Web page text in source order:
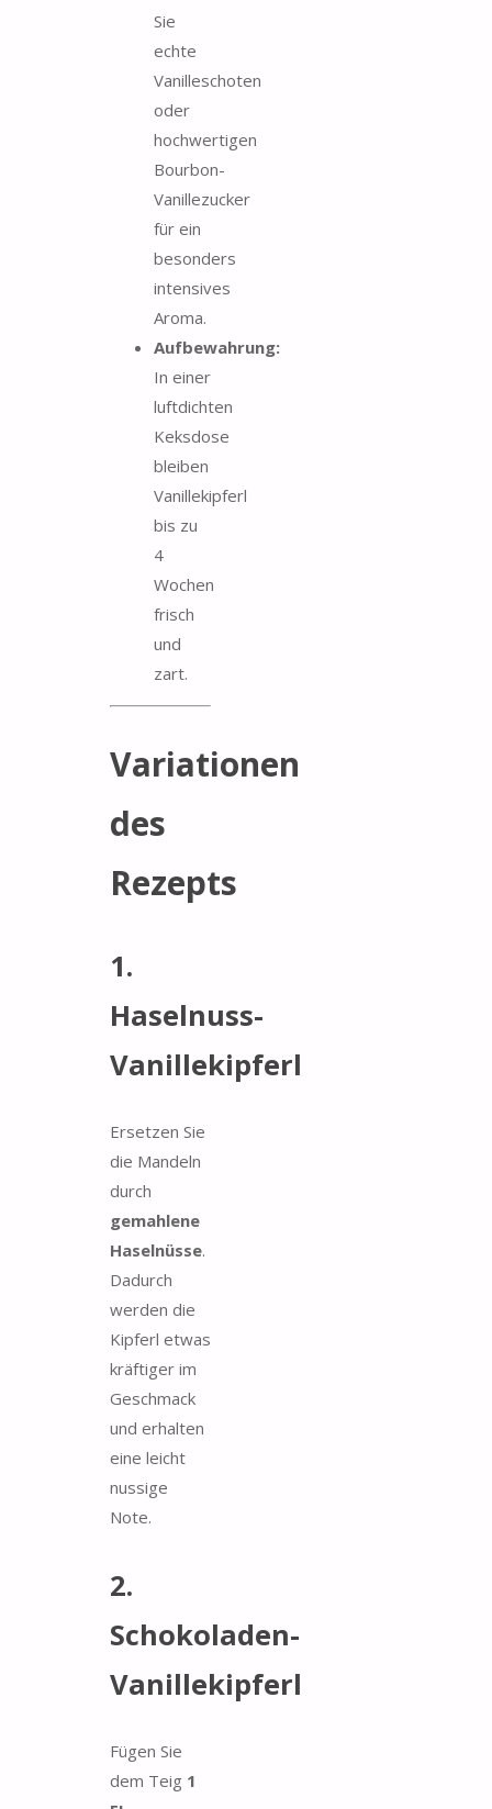
Sie
echte
Vanilleschoten
oder
hochwertigen
Bourbon-
Vanillezucker
für ein
besonders
intensives
Aroma.
Aufbewahrung:
In einer
luftdichten
Keksdose
bleiben
Vanillekipferl
bis zu
4
Wochen
frisch
und
zart.
Variationen
des
Rezepts
1.
Haselnuss-
Vanillekipferl
Ersetzen Sie
die Mandeln
durch
gemahlene
Haselnüsse.
Dadurch
werden die
Kipferl etwas
kräftiger im
Geschmack
und erhalten
eine leicht
nussige
Note.
2.
Schokoladen-
Vanillekipferl
Fügen Sie
dem Teig 1